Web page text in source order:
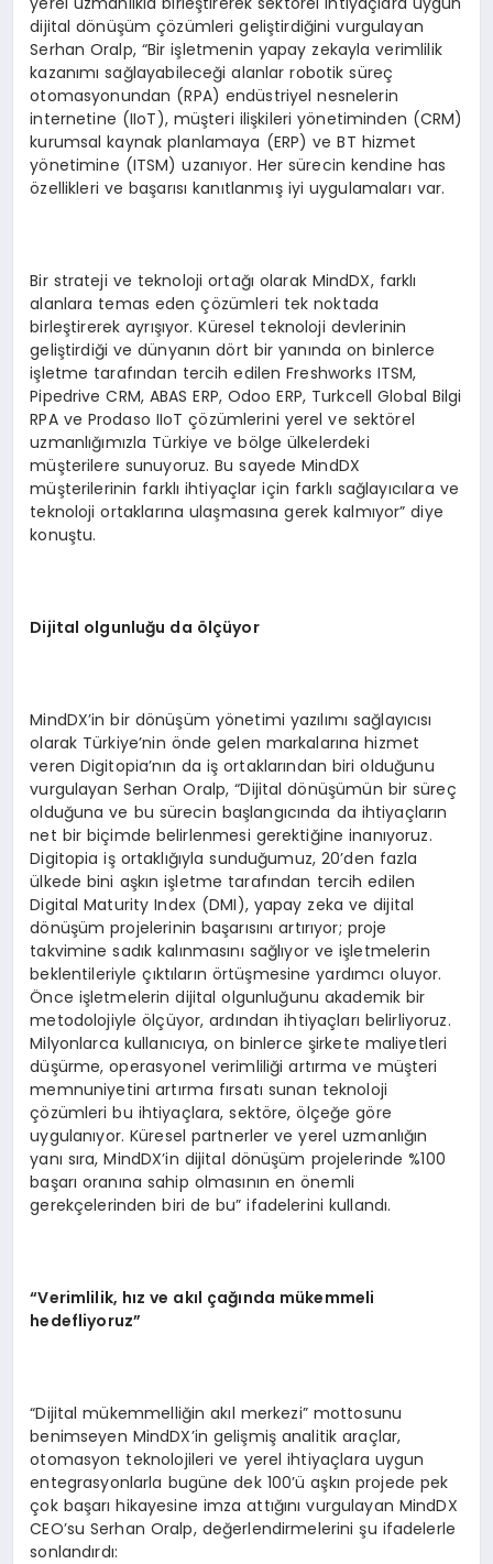
dijital dönüşüm çözümleri geliştirdiğini vurgulayan
Serhan Oralp, “Bir işletmenin yapay zekayla verimlilik
kazanımı sağlayabileceği alanlar robotik süreç
otomasyonundan (RPA) endüstriyel nesnelerin
internetine (IIoT), müşteri ilişkileri yönetiminden (CRM)
kurumsal kaynak planlamaya (ERP) ve BT hizmet
yönetimine (ITSM) uzanıyor. Her sürecin kendine has
özellikleri ve başarısı kanıtlanmış iyi uygulamaları var.
Bir strateji ve teknoloji ortağı olarak MindDX, farklı
alanlara temas eden çözümleri tek noktada
birleştirerek ayrışıyor. Küresel teknoloji devlerinin
geliştirdiği ve dünyanın dört bir yanında on binlerce
işletme tarafından tercih edilen Freshworks ITSM,
Pipedrive CRM, ABAS ERP, Odoo ERP, Turkcell Global Bilgi
RPA ve Prodaso IIoT çözümlerini yerel ve sektörel
uzmanlığımızla Türkiye ve bölge ülkelerdeki
müşterilere sunuyoruz. Bu sayede MindDX
müşterilerinin farklı ihtiyaçlar için farklı sağlayıcılara ve
teknoloji ortaklarına ulaşmasına gerek kalmıyor” diye
konuştu.
Dijital olgunluğu da ölçüyor
MindDX’in bir dönüşüm yönetimi yazılımı sağlayıcısı
olarak Türkiye’nin önde gelen markalarına hizmet
veren Digitopia’nın da iş ortaklarından biri olduğunu
vurgulayan Serhan Oralp, “Dijital dönüşümün bir süreç
olduğuna ve bu sürecin başlangıcında da ihtiyaçların
net bir biçimde belirlenmesi gerektiğine inanıyoruz.
Digitopia iş ortaklığıyla sunduğumuz, 20’den fazla
ülkede bini aşkın işletme tarafından tercih edilen
Digital Maturity Index (DMI), yapay zeka ve dijital
dönüşüm projelerinin başarısını artırıyor; proje
takvimine sadık kalınmasını sağlıyor ve işletmelerin
beklentileriyle çıktıların örtüşmesine yardımcı oluyor.
Önce işletmelerin dijital olgunluğunu akademik bir
metodolojiyle ölçüyor, ardından ihtiyaçları belirliyoruz.
Milyonlarca kullanıcıya, on binlerce şirkete maliyetleri
düşürme, operasyonel verimliliği artırma ve müşteri
memnuniyetini artırma fırsatı sunan teknoloji
çözümleri bu ihtiyaçlara, sektöre, ölçeğe göre
uygulanıyor. Küresel partnerler ve yerel uzmanlığın
yanı sıra, MindDX’in dijital dönüşüm projelerinde %100
başarı oranına sahip olmasının en önemli
gerekçelerinden biri de bu” ifadelerini kullandı.
“Verimlilik, hız ve akıl çağında mükemmeli
hedefliyoruz”
“Dijital mükemmelliğin akıl merkezi” mottosunu
benimseyen MindDX’in gelişmiş analitik araçlar,
otomasyon teknolojileri ve yerel ihtiyaçlara uygun
entegrasyonlarla bugüne dek 100’ü aşkın projede pek
çok başarı hikayesine imza attığını vurgulayan MindDX
CEO’su Serhan Oralp, değerlendirmelerini şu ifadelerle
sonlandırdı: